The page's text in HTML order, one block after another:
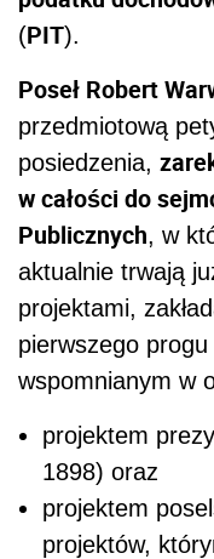
(PIT).
Poseł Robert
przedmiotową
posiedzenia,
w całości do
Publicznych, w
aktualnie trwają
projektami,
pierwszego
wspomnianym w
projektem
1898) oraz
projektem
projektów,